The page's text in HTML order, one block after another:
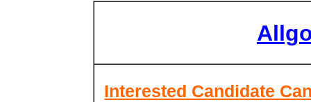
Interested Candidate